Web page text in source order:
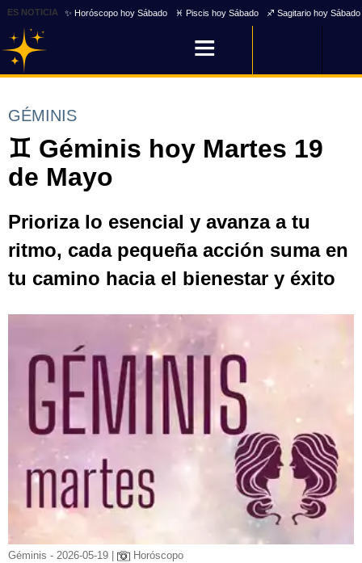
ES NOTICIA ✨ Horóscopo hoy Sábado ♓ Piscis hoy Sábado ♐ Sagitario hoy Sábado
GÉMINIS
♊ Géminis hoy Martes 19
de Mayo
Prioriza lo esencial y avanza a tu
ritmo, cada pequeña acción suma en
tu camino hacia el bienestar y éxito
Géminis - 2026-05-19 | Horóscopo